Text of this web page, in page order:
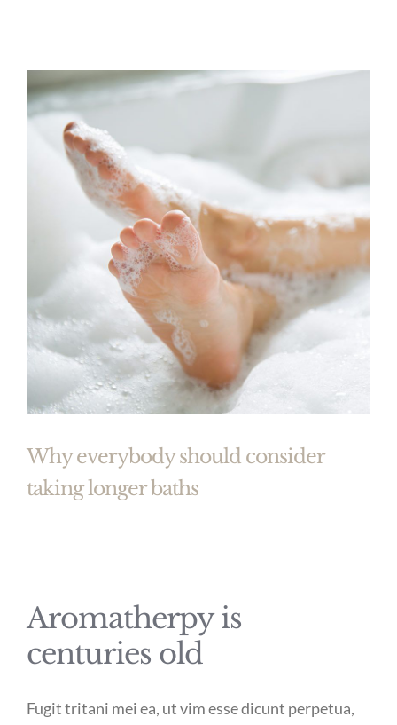
Why everybody should consider
taking longer baths
Aromatherpy is
centuries old
Fugit tritani mei ea, ut vim esse dicunt perpetua,